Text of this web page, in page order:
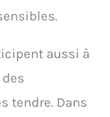
aussi à
tendre. Dans